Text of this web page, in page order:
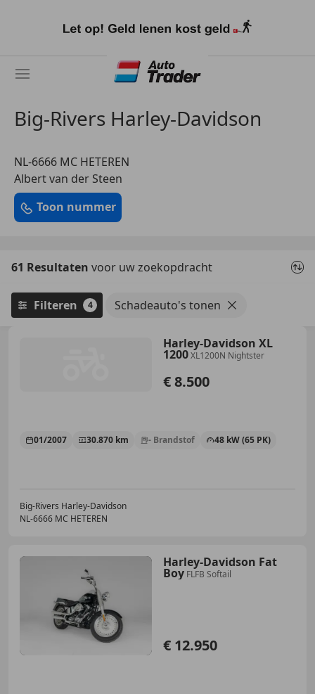
naar
Big-Rivers Harley-Davidson
NL-6666 MC HETEREN
Albert van der Steen
Toon nummer
61 Resultaten voor uw zoekopdracht
Filteren 4 Schadeauto's tonen
Harley-Davidson XL
1200XL1200N Nightster
€ 8.500
01/2007 30.870 km - Brandstof 48 kW (65 PK)
Big-Rivers Harley-Davidson
NL-6666 MC HETEREN
Harley-Davidson Fat
Boy FLFB Softail
€ 12.950